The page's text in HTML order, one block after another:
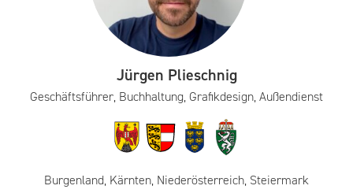
Jürgen Plieschnig
Geschäftsführer, Buchhaltung, Grafikdesign, Außendienst
Burgenland, Kärnten, Niederösterreich, Steiermark